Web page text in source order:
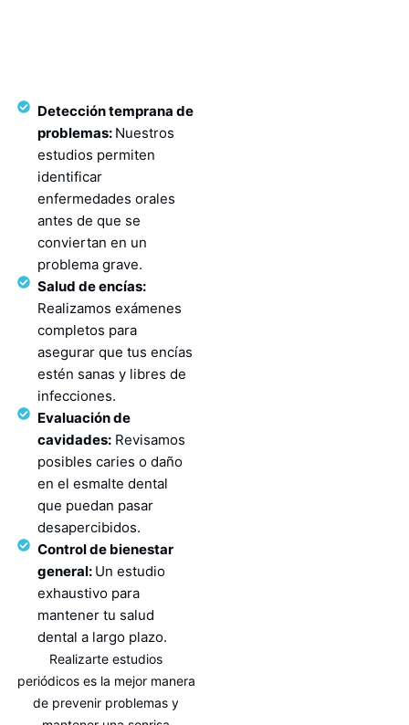
Detección temprana de
problemas: Nuestros
estudios permiten
identificar
enfermedades orales
antes de que se
conviertan en un
problema grave.
Salud de encías:
Realizamos exámenes
completos para
asegurar que tus encías
estén sanas y libres de
infecciones.
Evaluación de
cavidades: Revisamos
posibles caries o daño
en el esmalte dental
que puedan pasar
desapercibidos.
Control de bienestar
general: Un estudio
exhaustivo para
mantener tu salud
dental a largo plazo.
Realizarte estudios
periódicos es la mejor manera
de prevenir problemas y